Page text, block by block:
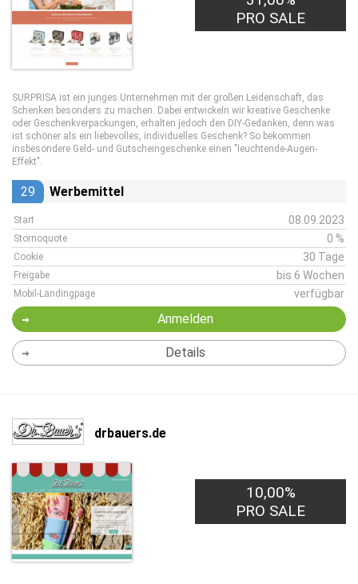
PRO SALE
SURPRISA ist ein junges Unternehmen mit der großen Leidenschaft, das
Schenken besonders zu machen. Dabei entwickeln wir kreative Geschenke
oder Geschenkverpackungen, erhalten jedoch den DIY-Gedanken, denn was
ist schöner als ein liebevolles, individuelles Geschenk? So bekommen
insbesondere Geld- und Gutscheingeschenke einen "leuchtende-Augen-
Effekt".
29 Werbemittel
Start 08.09.2023
Stornoquote 0 %
Cookie 30 Tage
Freigabe bis 6 Wochen
Mobil-Landingpage verfügbar
Anmelden
Details
drbauers.de
10,00%
PRO SALE